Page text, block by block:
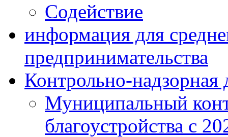
Содействие
информация для
предпринимательства
Контрольно-надзорная
Муниципальный
благоустройства с